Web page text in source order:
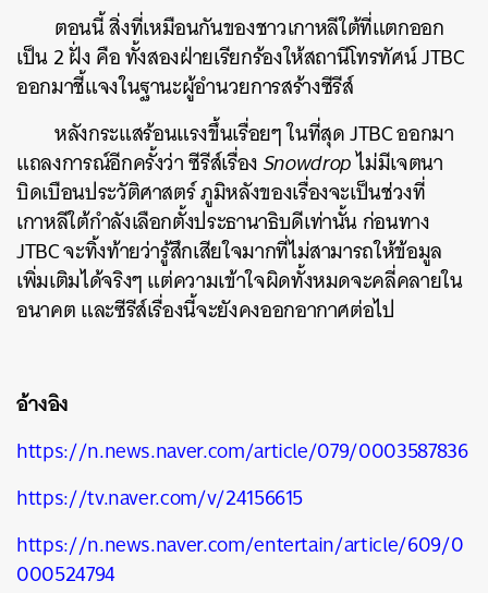
ตอนนี้ สิ่งที่เหมือนกันของชาวเกาหลีใต้ที่แตกออก
เป็น 2 ฝั่ง คือ ทั้งสองฝ่ายเรียกร้องให้สถานีโทรทัศน์ JTBC
ออกมาชี้แจงในฐานะผู้อำนวยการสร้างซีรีส์
หลังกระแสร้อนแรงขึ้นเรื่อยๆ ในที่สุด JTBC ออกมา
แถลงการณ์อีกครั้งว่า ซีรีส์เรื่องSnowdropไม่มีเจตนา
บิดเบือนประวัติศาสตร์ ภูมิหลังของเรื่องจะเป็นช่วงที่
เกาหลีใต้กำลังเลือกตั้งประธานาธิบดีเท่านั้น ก่อนทาง
JTBC จะทิ้งท้ายว่ารู้สึกเสียใจมากที่ไม่สามารถให้ข้อมูล
เพิ่มเติมได้จริงๆ แต่ความเข้าใจผิดทั้งหมดจะคลี่คลายใน
อนาคต และซีรีส์เรื่องนี้จะยังคงออกอากาศต่อไป
อ้างอิง
https://n.news.naver.com/article/079/0003587836
https://tv.naver.com/v/24156615
https://n.news.naver.com/entertain/article/609/0
000524794